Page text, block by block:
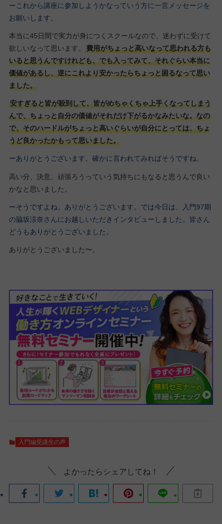
ーこれから講座に参加しようかなっていう方に一言メッセージを
お願いします。
本当に45日間で実力が身につくスクールなので、迷わずに受けて
欲しいなって思います。
費用がちょっと高いなって思われる方も
いると思うんですけれども、でも入ってみて、それぐらい本当に
価値があるし、逆にこれより安かったらちょっと困るなって思い
ました。
安すぎると皆が殺到して、皆がめちゃくちゃ上手くなってしまう
んで、ちょっと自分の価値がそれだけ下がるかなみたいな。なの
で、そのハードルがちょっと高いぐらいが自分にとっては、ちょ
うど良かったかもって思いました。
ーありがとうございます。確かに言われてみればそうですね。
高い分、決意。頑張ろうっていう気持ちにもなると思うんで良い
かなと思いました。
ーそうですよね。ありがとうございます。では今日は、入門97期
の脇坂涼奈さんにお越しいただきインタビューしました。皆さん
どうもありがとうございました。
ありがとうございました〜。
入門編受講生の声
よかったらシェアしてね！